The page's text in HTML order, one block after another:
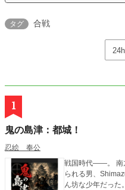
タグ 合戦
1
鬼の島津：都城！
忍絵 奉公
戦国時代――。 南
られる男、
ん坊な少年だった